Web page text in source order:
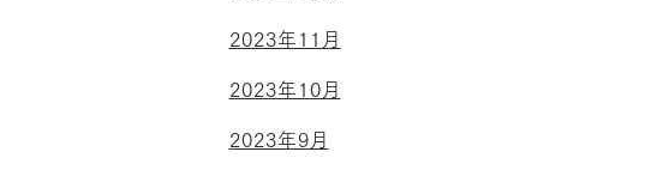
2023年11月
2023年10月
2023年9月